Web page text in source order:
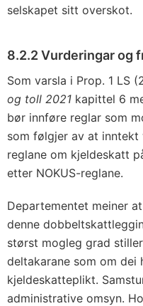
selskapet sitt overskot.
8.2.2 Vurderingar og
Som varsla i Prop. 1 LS
og toll 2021 kapittel 6
bør innføre reglar som
som følgjer av at
reglane om kjeldeskatt
etter NOKUS-reglane.
Departementet meiner
denne
størst mogleg grad
deltakarane som om dei
kjeldeskatteplikt.
administrative omsyn.